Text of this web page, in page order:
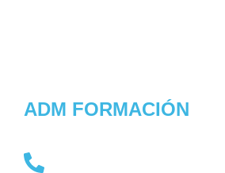
ADM FORMACIÓN